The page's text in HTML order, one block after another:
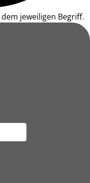
jeweiligen Begriff.